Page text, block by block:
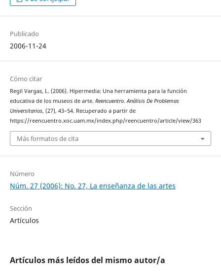
Publicado
2006-11-24
Cómo citar
Regil Vargas, L. (2006). Hipermedia: Una herramienta para la función
educativa de los museos de arte. Reencuentro. Análisis De Problemas
Universitarios, (27), 43–54. Recuperado a partir de
https://reencuentro.xoc.uam.mx/index.php/reencuentro/article/view/363
Más formatos de cita
Número
Núm. 27 (2006): No. 27, La enseñanza de las artes
Sección
Artículos
Artículos más leídos del mismo autor/a